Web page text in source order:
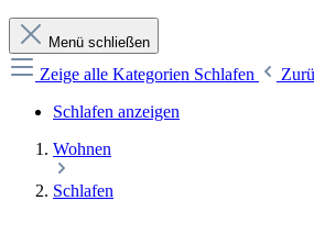
Menü schließen
Zeige alle Kategorien Schlafen
Schlafen anzeigen
Wohnen
Schlafen